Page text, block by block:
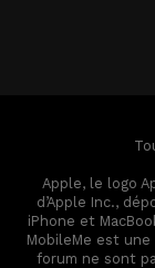
Apple, le logo
d’Apple Inc.,
iPhone et
MobileMe est une
forum ne sont